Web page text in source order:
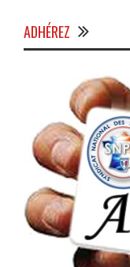
ADHÉREZ